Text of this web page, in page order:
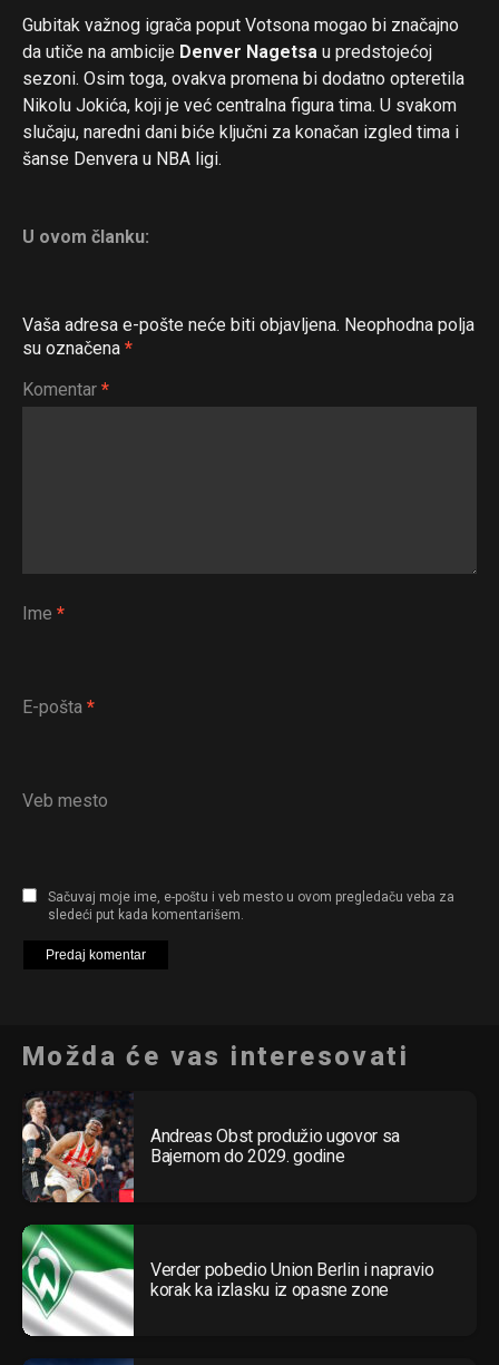
Gubitak važnog igrača poput Votsona mogao bi značajno
da utiče na ambicije Denver Nagetsa u predstojećoj
sezoni. Osim toga, ovakva promena bi dodatno opteretila
Nikolu Jokića, koji je već centralna figura tima. U svakom
slučaju, naredni dani biće ključni za konačan izgled tima i
šanse Denvera u NBA ligi.
U ovom članku:
Vaša adresa e-pošte neće biti objavljena. Neophodna polja
su označena *
Komentar *
Ime *
E-pošta *
Veb mesto
Sačuvaj moje ime, e-poštu i veb mesto u ovom pregledaču veba za
sledeći put kada komentarišem.
Možda će vas interesovati
Andreas Obst produžio ugovor sa
Bajernom do 2029. godine
Verder pobedio Union Berlin i napravio
korak ka izlasku iz opasne zone